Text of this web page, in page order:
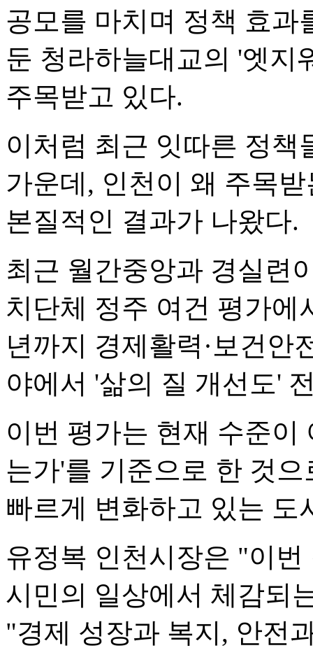
공모를 마치며 정책 효과
둔 청라하늘대교의 '엣지
주목받고 있다.
이처럼 최근 잇따른 정책
가운데, 인천이 왜 주목
본질적인 결과가 나왔다.
최근 월간중앙과 경실련
치단체 정주 여건 평가에
년까지 경제활력·보건안
야에서 '삶의 질 개선도'
이번 평가는 현재 수준이
는가'를 기준으로 한 것
빠르게 변화하고 있는 도
유정복 인천시장은 "이
시민의 일상에서 체감되
"경제 성장과 복지, 안전